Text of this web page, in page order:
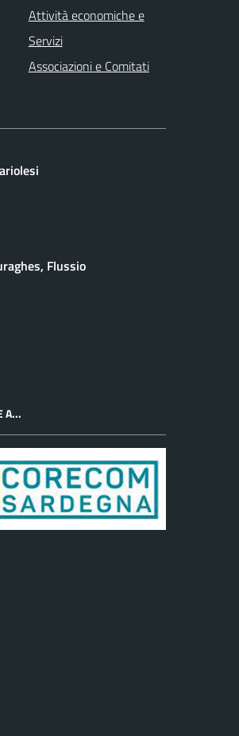
Attività economiche e
Servizi
Associazioni e Comitati
Flussio
A...